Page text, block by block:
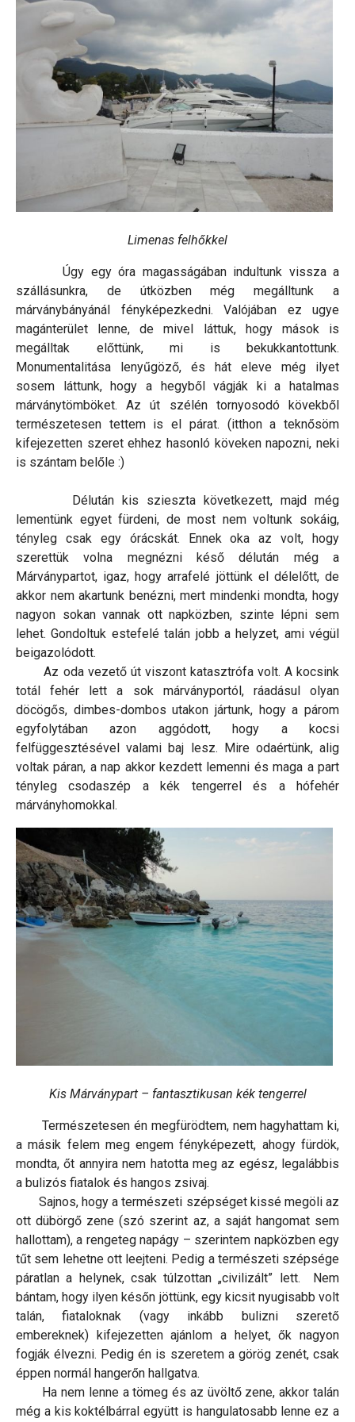
Limenas felhőkkel
Úgy egy óra magasságában indultunk vissza a
szállásunkra, de útközben még megálltunk a
márványbányánál fényképezkedni. Valójában ez ugye
magánterület lenne, de mivel láttuk, hogy mások is
megálltak előttünk, mi is bekukkantottunk.
Monumentalitása lenyűgöző, és hát eleve még ilyet
sosem láttunk, hogy a hegyből vágják ki a hatalmas
márványtömböket. Az út szélén tornyosodó kövekből
természetesen tettem is el párat. (itthon a teknősöm
kifejezetten szeret ehhez hasonló köveken napozni, neki
is szántam belőle :)
Délután kis szieszta következett, majd még
lementünk egyet fürdeni, de most nem voltunk sokáig,
tényleg csak egy órácskát. Ennek oka az volt, hogy
szerettük volna megnézni késő délután még a
Márványpartot, igaz, hogy arrafelé jöttünk el délelőtt, de
akkor nem akartunk benézni, mert mindenki mondta, hogy
nagyon sokan vannak ott napközben, szinte lépni sem
lehet. Gondoltuk estefelé talán jobb a helyzet, ami végül
beigazolódott.
Az oda vezető út viszont katasztrófa volt. A kocsink
totál fehér lett a sok márványportól, ráadásul olyan
döcögős, dimbes-dombos utakon jártunk, hogy a párom
egyfolytában azon aggódott, hogy a kocsi
felfüggesztésével valami baj lesz. Mire odaértünk, alig
voltak páran, a nap akkor kezdett lemenni és maga a part
tényleg csodaszép a kék tengerrel és a hófehér
márványhomokkal.
Kis Márványpart – fantasztikusan kék tengerrel
Természetesen én megfürödtem, nem hagyhattam ki,
a másik felem meg engem fényképezett, ahogy fürdök,
mondta, őt annyira nem hatotta meg az egész, legalábbis
a bulizós fiatalok és hangos zsivaj.
Sajnos, hogy a természeti szépséget kissé megöli az
ott dübörgő zene (szó szerint az, a saját hangomat sem
hallottam), a rengeteg napágy – szerintem napközben egy
tűt sem lehetne ott leejteni. Pedig a természeti szépsége
páratlan a helynek, csak túlzottan „civilizált” lett. Nem
bántam, hogy ilyen későn jöttünk, egy kicsit nyugisabb volt
talán, fiataloknak (vagy inkább bulizni szerető
embereknek) kifejezetten ajánlom a helyet, ők nagyon
fogják élvezni. Pedig én is szeretem a görög zenét, csak
éppen normál hangerőn hallgatva.
Ha nem lenne a tömeg és az üvöltő zene, akkor talán
még a kis koktélbárral együtt is hangulatosabb lenne ez a